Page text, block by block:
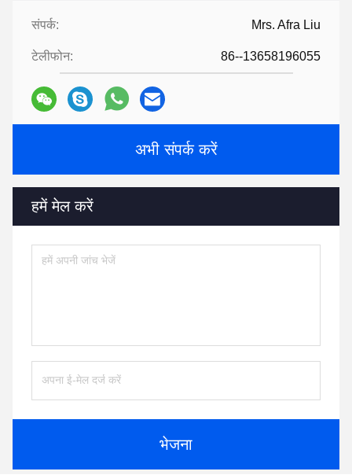
संपर्क: Mrs. Afra Liu
टेलीफोन: 86--13658196055
अभी संपर्क करें
हमें मेल करें
भेजना